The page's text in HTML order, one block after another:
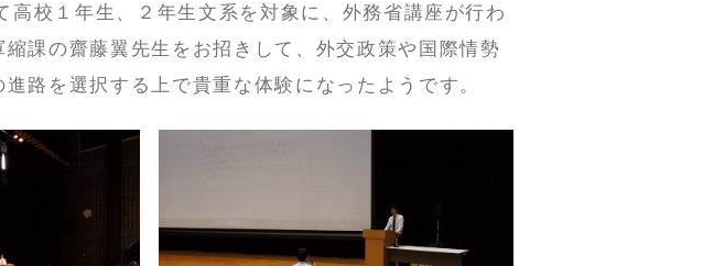
校１年生、２年生文系を対象に、外務省講座が行わ
課の齋藤翼先生をお招きして、外交政策や国際情勢
路を選択する上で貴重な体験になったようです。